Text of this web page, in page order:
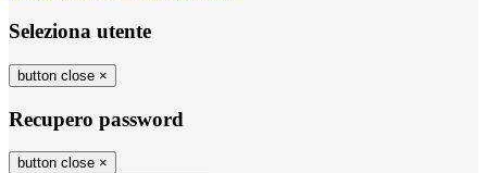
Seleziona utente
button close ×
Recupero password
button close ×